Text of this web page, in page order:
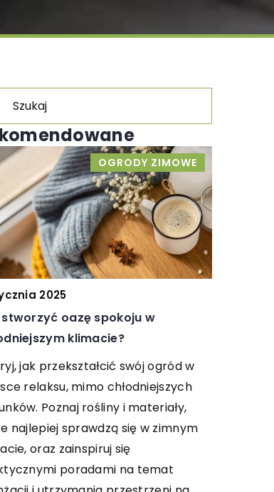
OGRODY ZIMOWE
spokoju w
swój ogród w
chłodniejszych
i materiały,
się w zimnym
się
na temat
6 kwietnia 2025
swojej sypialni?
Zastanawiasz się, jak
które stanie się
Twojej sypialni,
estetykę wnętrza?
zwrócić uwagę, aby